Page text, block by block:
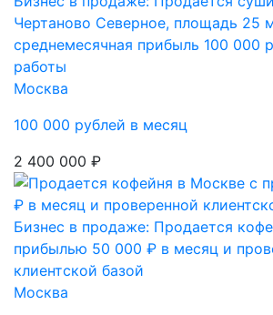
Чертаново Северное, площадь 25
среднемесячная прибыль 100 000
работы
Москва
100 000 рублей в месяц
2 400 000 ₽
Бизнес в продаже: Продается
прибылью 50 000 ₽ в месяц и
клиентской базой
Москва